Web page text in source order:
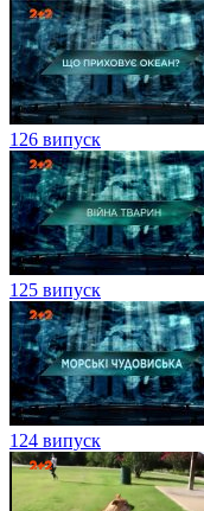
126 випуск
125 випуск
124 випуск